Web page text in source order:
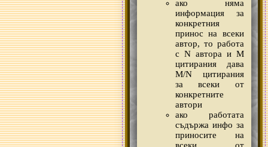
ако няма
информация за
конкретния
принос на всеки
автор, то работа
с N автора и M
цитирания дава
M/N цитирания
за всеки от
конкретните
автори
ако работата
съдържа инфо за
приносите на